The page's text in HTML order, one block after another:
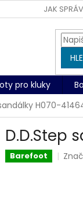
JAK
pro kluky
H070-
D.D.Step
Barefoot